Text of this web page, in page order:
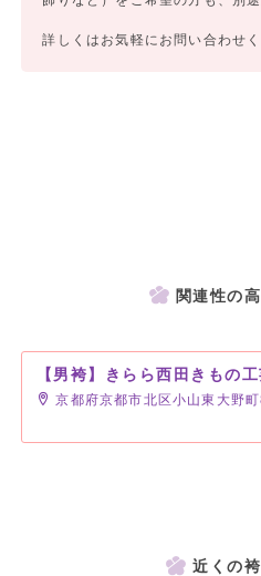
詳しくはお気軽にお問い合わせく
関連性の
京都府京都市北区小山東大野
近くの